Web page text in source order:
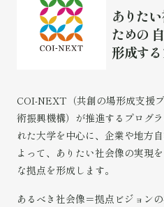
あ りたい
ための 自
形成する
COI-NEXT（共創の場形成支援
術振興機構）が推進するプログ
れた大学を中心に、企業や地方
よって、ありたい社会像の実現
な拠点を形成します。
あるべき社会像＝拠点ビジョン